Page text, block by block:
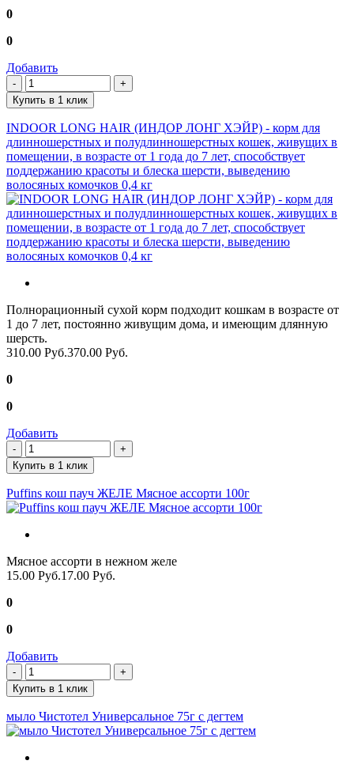
0
0
Добавить
Купить в 1 клик
INDOOR LONG HAIR (ИНДОР ЛОНГ ХЭЙР) - корм для
длинношерстных и полудлинношерстных кошек, живущих в
помещении, в возрасте от 1 года до 7 лет, способствует
поддержанию красоты и блеска шерсти, выведению
волосяных комочков 0,4 кг
Полнорационный сухой корм подходит кошкам в возрасте от
1 до 7 лет, постоянно живущим дома, и имеющим длянную
шерсть.
310.00 Руб.370.00 Руб.
0
0
Добавить
Купить в 1 клик
Puffins кош пауч ЖЕЛЕ Мясное ассорти 100г
Мясное ассорти в нежном желе
15.00 Руб.17.00 Руб.
0
0
Добавить
Купить в 1 клик
мыло Чистотел Универсальное 75г с дегтем